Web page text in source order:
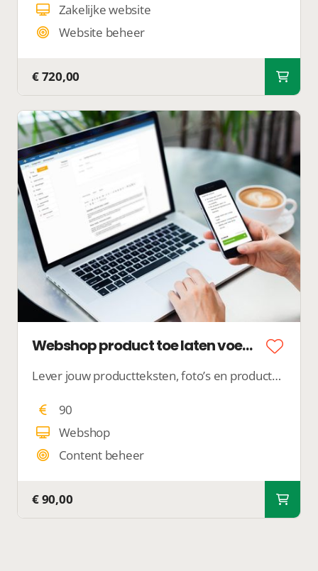
Zakelijke website
Website beheer
€ 720,00
Webshop product toe laten voegen
Lever jouw productteksten, foto’s en productkenmerken bij ons aan en wij zorgen ervoor dat jouw product netjes in jouw webshop gepubliceerd wordt.
90
Webshop
Content beheer
€ 90,00